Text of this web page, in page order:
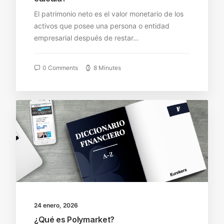
El patrimonio neto es el valor monetario de los
activos que posee una persona o entidad
empresarial después de restar…
0 Comments 8 Minutes
24 enero, 2026
¿Qué es Polymarket?